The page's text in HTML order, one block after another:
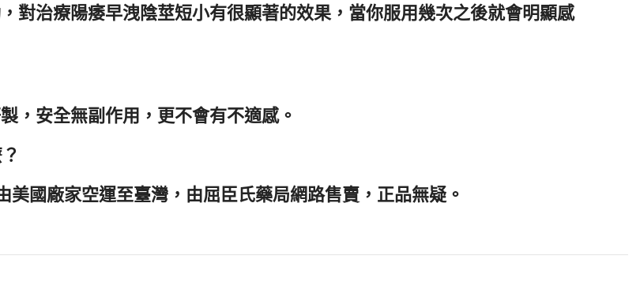
治療陽痿早洩陰莖短小有很顯著的效果，當你服用幾次之後就會明顯感
安全無副作用，更不會有不適感。
國廠家空運至臺灣，由屈臣氏藥局網路售賣，正品無疑。